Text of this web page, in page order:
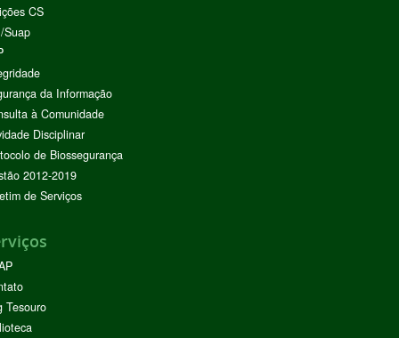
CS
Suap
da Informação
à Comunidade
Disciplinar
de Biossegurança
2012-2019
de Serviços
Tesouro